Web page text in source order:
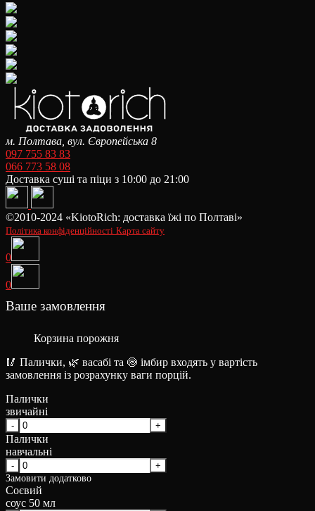
м. Полтава, вул. Європейська 8
097 755 83 83
066 773 58 08
Доставка суші та піци з 10:00 до 21:00
©2010-2024 «KiotoRich: доставка їжі по Полтаві»
Політика конфіденційності Карта сайту
0
0
Ваше замовлення
Корзина порожня
🥢 Палички, 🌿 васабі та 🍥 імбир входять у вартість
замовлення із розрахунку ваги порцій.
Палички
звичайні
Палички
навчальні
Замовити додатково
Соєвий
соус 50 мл